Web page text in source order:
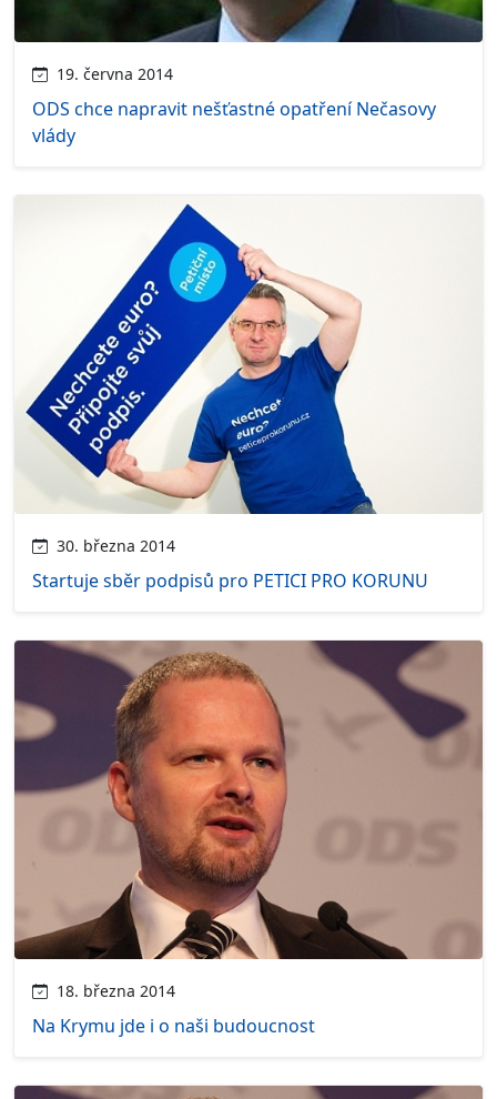
19. června 2014
ODS chce napravit nešťastné opatření Nečasovy
vlády
30. března 2014
Startuje sběr podpisů pro PETICI PRO KORUNU
18. března 2014
Na Krymu jde i o naši budoucnost